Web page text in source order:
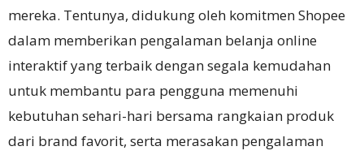
mereka. Tentunya, didukung oleh komitmen Shopee
dalam memberikan pengalaman belanja online
interaktif yang terbaik dengan segala kemudahan
untuk membantu para pengguna memenuhi
kebutuhan sehari-hari bersama rangkaian produk
dari brand favorit, serta merasakan pengalaman